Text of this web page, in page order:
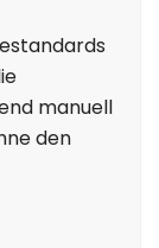
manuell
den